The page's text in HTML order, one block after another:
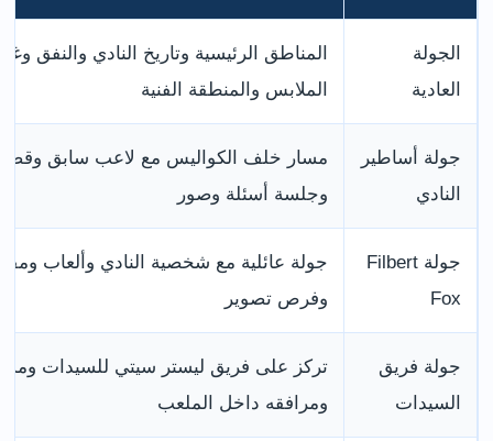
الجولة
العادية
المناطق الرئيسية وتاريخ النادي والنفق
الملابس والمنطقة الفنية
جولة أساطير
النادي
مسار خلف الكواليس مع لاعب سابق
وجلسة أسئلة وصور
جولة Filbert
Fox
جولة عائلية مع شخصية النادي وألعاب
وفرص تصوير
جولة فريق
السيدات
تركز على فريق ليستر سيتي للسيدات
ومرافقه داخل الملعب